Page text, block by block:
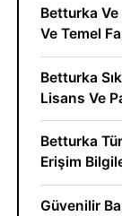
Betturka Ve
Ve Temel
Betturka
Lisans Ve
Betturka
Erişim
Güvenilir